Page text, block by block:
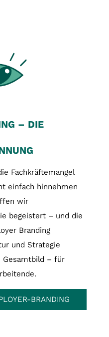
– DIE
Fachkräftemangel
einfach hinnehmen
wir
begeistert – und die
Branding
und Strategie
Gesamtbild – für
BRANDING